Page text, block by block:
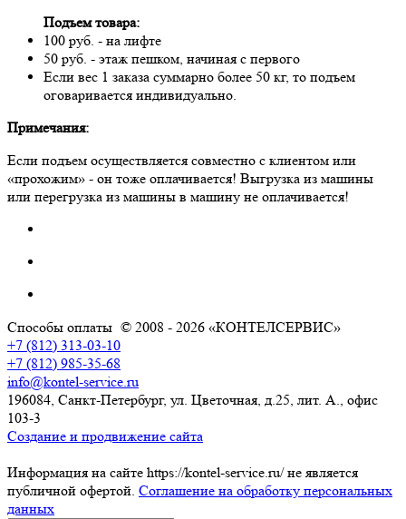
Подъем товара:
100 руб. - на лифте
50 руб. - этаж пешком, начиная с первого
Если вес 1 заказа суммарно более 50 кг, то подъем
оговаривается индивидуально.
Примечания:
Если подъем осуществляется совместно с клиентом или
«прохожим» - он тоже оплачивается! Выгрузка из машины
или перегрузка из машины в машину не оплачивается!
Способы оплаты © 2008 - 2026 «КОНТЕЛСЕРВИС»
+7 (812) 313-03-10
+7 (812) 985-35-68
info@kontel-service.ru
196084, Санкт-Петербург, ул. Цветочная, д.25, лит. А., офис
103-3
Создание и продвижение сайта
Информация на сайте https://kontel-service.ru/ не является
публичной офертой. Соглашение на обработку персональных
данных